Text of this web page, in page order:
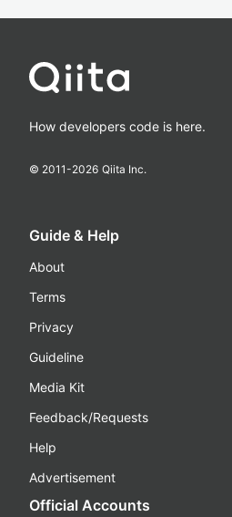
How developers code is here.
© 2011-2026 Qiita Inc.
Guide & Help
About
Terms
Privacy
Guideline
Media Kit
Feedback/Requests
Help
Advertisement
Official Accounts